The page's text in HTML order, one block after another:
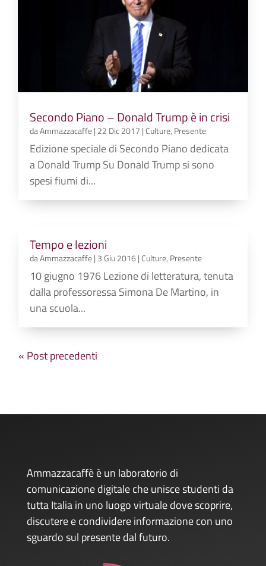
Secondo Piano – Donald Trump è in crisi
daAmmazzacaffe| 22 Dic 2017 |Culture, Presente
Edizione speciale di Secondo Piano dedicata
a Donald Trump Su Donald Trump si sono
spesi fiumi di...
Tempo e lezioni
daAmmazzacaffe| 3 Giu 2016|Culture, Presente
10 giugno 1976 Lezione di letteratura, tenuta
dalla professoressa Simona De Martino, in
una scuola...
« Post precedenti
Ammazzacaffè è un laboratorio di
comunicazione digitale che unisce studenti da
tutta Italia in uno luogo virtuale dove scoprire,
discutere e condividere informazione con uno
sguardo sul presente dal futuro.